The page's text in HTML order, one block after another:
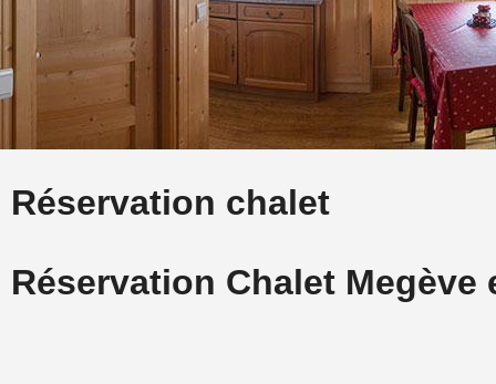
Réservation chalet
Réservation Chalet Megève